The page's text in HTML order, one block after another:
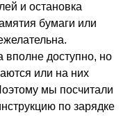
и остановка
бумаги или
вполне доступно, но
или на них
мы посчитали
по зарядке